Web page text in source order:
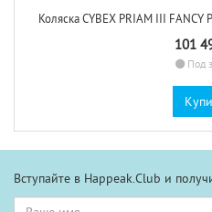
Коляска CYBEX PRIAM III
101
Под
Вступайте в Happeak.Club и